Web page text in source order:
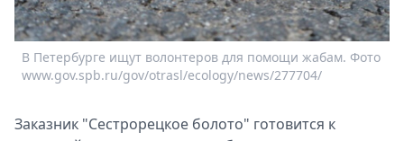
Звезды
Выборы
2026
Скачай
В Петербурге ищут волонтеров для помощи жабам. Фото
www.gov.spb.ru/gov/otrasl/ecology/news/277704/
Заказник "Сестрорецкое болото" готовится к